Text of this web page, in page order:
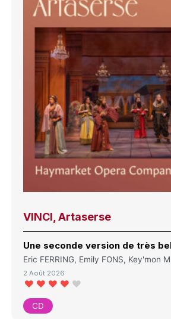
VINCI, Artaserse
Une seconde version de très
Eric FERRING, Emily FONS, Key'mon
2 Août 2026
CD